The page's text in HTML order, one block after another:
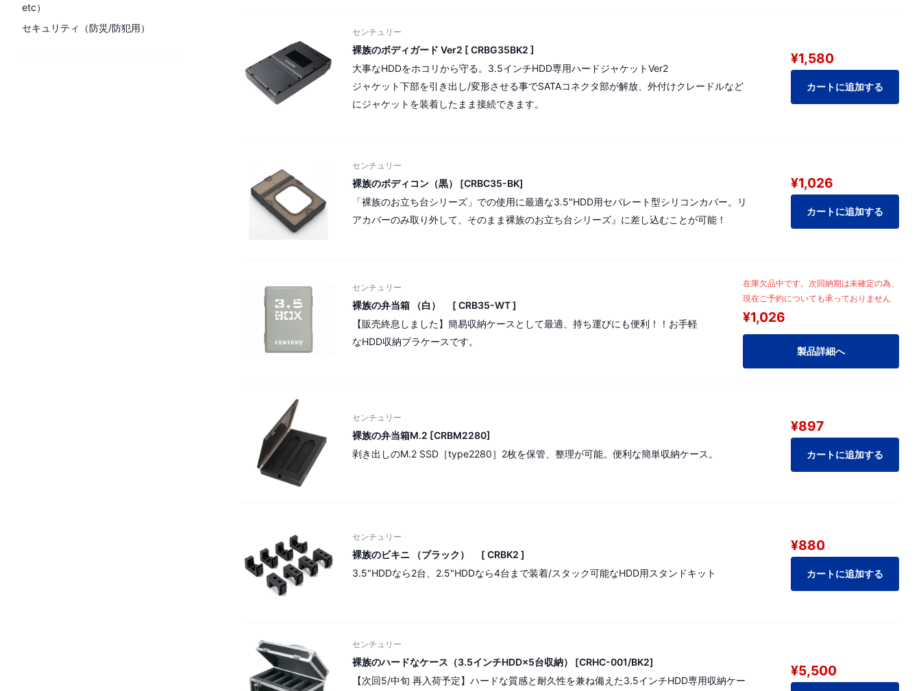
センチュリー
裸族のボディガード Ver2 [ CRBG35BK2 ]
大事なHDDをホコリから守る。3.5インチHDD専用ハードジャケットVer2
ジャケット下部を引き出し/変形させる事でSATAコネクタ部が解放、外付けクレードルなど
にジャケットを装着したまま接続できます。
¥1,580
カートに追加する
センチュリー
裸族のボディコン（黒） [CRBC35-BK]
「裸族のお立ち台シリーズ」での使用に最適な3.5"HDD用セパレート型シリコンカバー。リ
アカバーのみ取り外して、そのまま裸族のお立ち台シリーズ』に差し込むことが可能！
¥1,026
カートに追加する
センチュリー
裸族の弁当箱 （白） [ CRB35-WT ]
【販売終息しました】簡易収納ケースとして最適、持ち運びにも便利！！お手軽
なHDD収納プラケースです。
在庫欠品中です。次回納期は未確定の為、
現在ご予約についても承っておりません
¥1,026
製品詳細へ
センチュリー
裸族の弁当箱M.2 [CRBM2280]
剥き出しのM.2 SSD［type2280］2枚を保管、整理が可能。便利な簡単収納ケース。
¥897
カートに追加する
センチュリー
裸族のビキニ （ブラック） [ CRBK2 ]
3.5"HDDなら2台、2.5"HDDなら4台まで装着/スタック可能なHDD用スタンドキット
¥880
カートに追加する
センチュリー
裸族のハードなケース（3.5インチHDD×5台収納） [CRHC-001/BK2]
【次回5/中旬 再入荷予定】ハードな質感と耐久性を兼ね備えた3.5インチHDD専用収納ケー
¥5,500
etc）
セキュリティ（防災/防犯用）